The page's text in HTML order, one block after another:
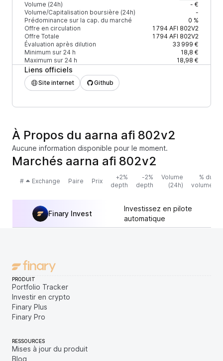
Volume (24h)
- €
Volume/Capitalisation boursière (24h)
-
Prédominance sur la cap. du marché
0 %
Offre en circulation
1 794AFI 802V2
Offre Totale
1 794AFI 802V2
Évaluation après dilution
33 999 €
Minimum sur 24 h
18,8 €
Maximum sur 24 h
18,98 €
Liens officiels
Site internet Github
À Propos du aarna afi 802v2
Aucune information disponible pour le moment.
Marchés aarna afi 802v2
# Exchange Paire Prix
+2%
depth
-2%
depth
Volume
(24h)
% du
volume
Finary Invest
Investissez en pilote
automatique
PRODUIT
Portfolio Tracker
Investir en crypto
Finary Plus
Finary Pro
RESSOURCES
Mises à jour du produit
Blog